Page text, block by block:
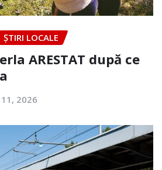
ȘTIRI LOCALE
ARESTAT după ce
2026